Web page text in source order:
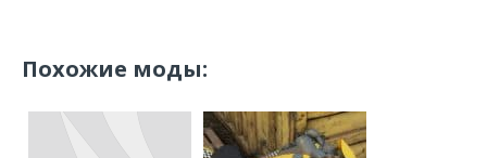
Похожие моды: